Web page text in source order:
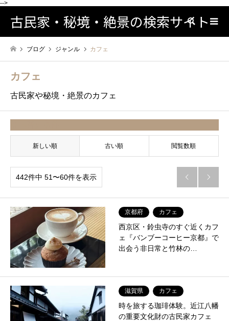
-->
古民家・秘境・絶景の検索サイト検索
ブログ ジャンル カフェ
カフェ
古民家や秘境・絶景のカフェ
新しい順 古い順 閲覧数順
442件中 51〜60件を表示  
京都府 カフェ
西京区・鈴虫寺のすぐ近くカフ
ェ『バンブーコーヒー京都』で
出会う非日常と竹林の…
滋賀県 カフェ
時を旅する珈琲体験。近江八幡
の重要文化財の古民家カフェ